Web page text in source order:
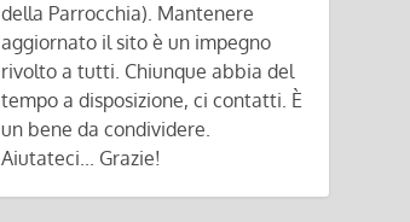
della Parrocchia). Mantenere
aggiornato il sito è un impegno
rivolto a tutti. Chiunque abbia del
tempo a disposizione, ci contatti. È
un bene da condividere.
Aiutateci... Grazie!